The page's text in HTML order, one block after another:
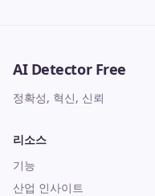
AI Detector Free
정확성, 혁신, 신뢰
리소스
기능
산업 인사이트